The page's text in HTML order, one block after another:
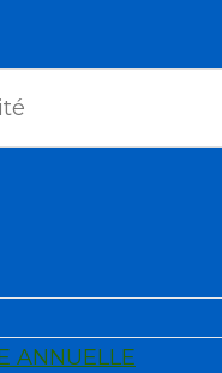
ANNUELLE